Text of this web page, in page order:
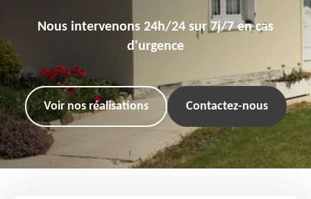
Nous intervenons 24h/24 sur 7j/7 en cas
d'urgence
Voir nos réalisations Contactez-nous